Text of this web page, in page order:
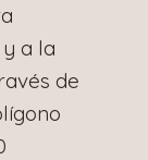
a la
de